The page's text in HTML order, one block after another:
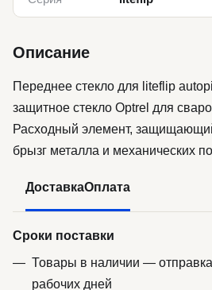
Описание
Переднее стекло для liteflip
защитное стекло Optrel для
Расходный элемент,
брызг металла и механических
ДоставкаОплата
Сроки поставки
Товары в наличии —
рабочих дней